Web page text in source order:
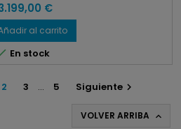
€
al carrito
En stock
2 3 … 5 Siguiente
VOLVER ARRIBA 